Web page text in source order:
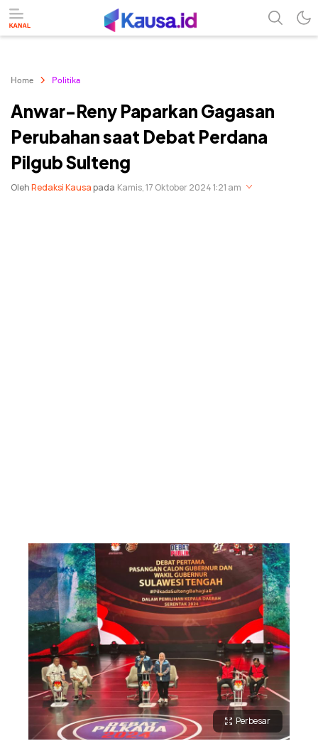
Home Politika
Anwar-Reny Paparkan Gagasan
Perubahan saat Debat Perdana
Pilgub Sulteng
OlehRedaksi Kausapada Kamis, 17 Oktober 2024 1:21 am
Perbesar